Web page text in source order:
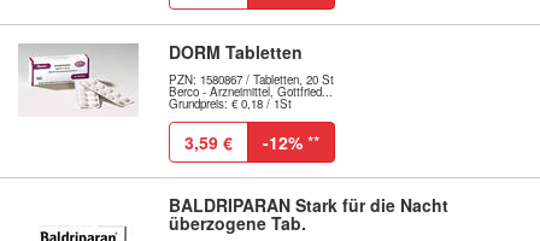
DORM Tabletten
PZN: 1580867 / Tabletten, 20 St
Berco - Arzneimittel, Gottfried...
Grundpreis: € 0,18 / 1St
3,59 € -12% **
BALDRIPARAN Stark für die Nacht
überzogene Tab.